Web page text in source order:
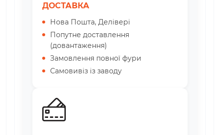
ДОСТАВКА
Нова Пошта, Делівері
Попутне доставлення
(довантаження)
Замовлення повної фури
Самовивіз із заводу